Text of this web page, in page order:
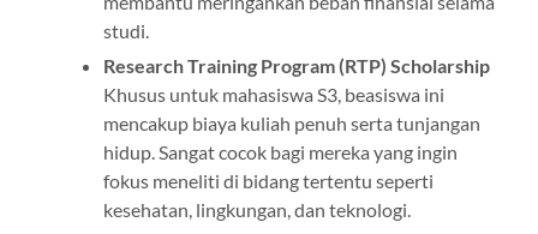
studi.
Research Training Program (RTP) Scholarship
Khusus untuk mahasiswa S3, beasiswa ini
mencakup biaya kuliah penuh serta tunjangan
hidup. Sangat cocok bagi mereka yang ingin
fokus meneliti di bidang tertentu seperti
kesehatan, lingkungan, dan teknologi.